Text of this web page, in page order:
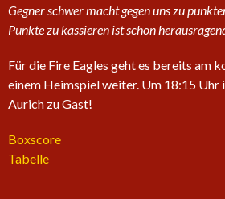
Gegner schwer macht gegen uns zu
Punkte zu kassieren ist schon
Für die Fire Eagles geht es bereits am
einem Heimspiel weiter. Um 18:15
Aurich zu Gast!
Boxscore
Tabelle